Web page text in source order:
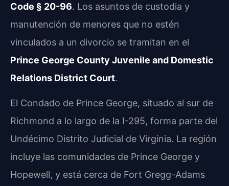
Code § 20-96. Los asuntos de custodia y
manutención de menores que no estén
vinculados a un divorcio se tramitan en el
Prince George County Juvenile and Domestic
Relations District Court.
El Condado de Prince George, situado al sur de
Richmond a lo largo de la I-295, forma parte del
Undécimo Distrito Judicial de Virginia. La región
incluye las comunidades de Prince George y
Hopewell, y está cerca de Fort Gregg-Adams